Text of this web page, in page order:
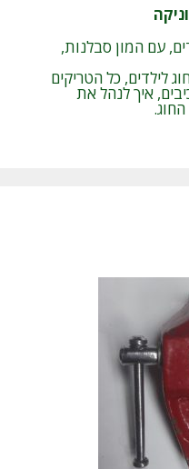
עם המון סבלנות,
לילדים, כל הטריקים
איך לנהל את